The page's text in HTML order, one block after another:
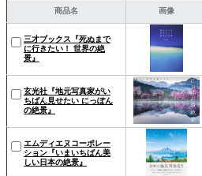
商品名 画像
三才ブックス『死ぬまで
に行きたい！ 世界の絶
景』
玄光社『地元写真家がい
ちばん見せたい にっぽん
の絶景』
エムディエヌコーポレー
ション『いまいちばん美
しい日本の絶景』